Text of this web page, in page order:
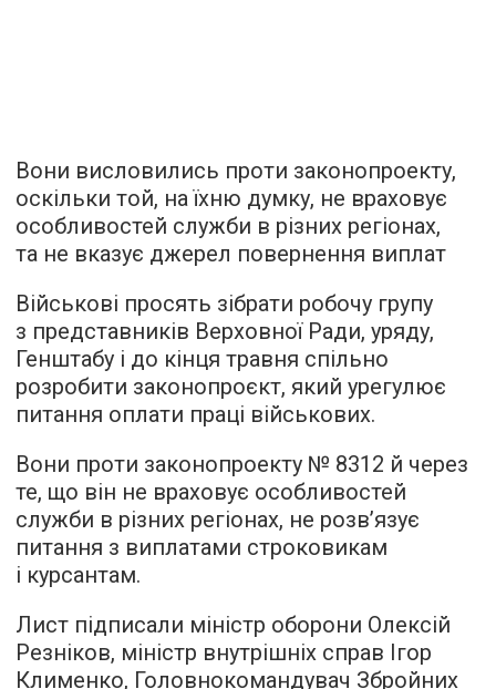
Вони висловились проти законопроекту,
оскільки той, на їхню думку, не враховує
особливостей служби в різних регіонах,
та не вказує джерел повернення виплат
Військові просять зібрати робочу групу
з представників Верховної Ради, уряду,
Генштабу і до кінця травня спільно
розробити законопроєкт, який урегулює
питання оплати праці військових.
Вони проти законопроекту № 8312 й через
те, що він не враховує особливостей
служби в різних регіонах, не розв’язує
питання з виплатами строковикам
і курсантам.
Лист підписали міністр оборони Олексій
Резніков, міністр внутрішніх справ Ігор
Клименко, Головнокомандувач Збройних